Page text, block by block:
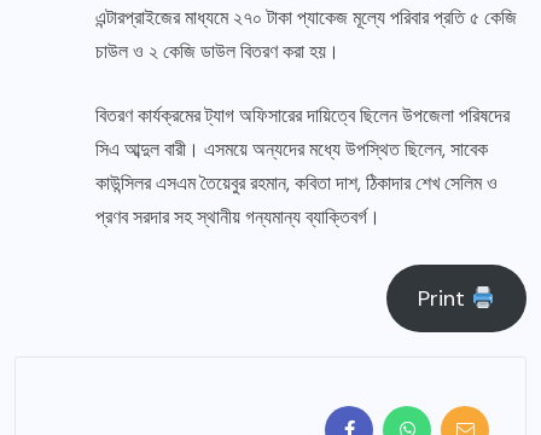
এন্টারপ্রাইজের মাধ্যমে ২৭০ টাকা প্যাকেজ মূল্যে পরিবার প্রতি ৫ কেজি
চাউল ও ২ কেজি ডাউল বিতরণ করা হয়।
বিতরণ কার্যক্রমের ট্যাগ অফিসারের দায়িত্বে ছিলেন উপজেলা পরিষদের
সিএ আব্দুল বারী। এসময়ে অন্যদের মধ্যে উপস্থিত ছিলেন, সাবেক
কাউন্সিলর এসএম তৈয়েবুর রহমান, কবিতা দাশ, ঠিকাদার শেখ সেলিম ও
প্রণব সরদার সহ স্থানীয় গন্যমান্য ব্যাক্তিবর্গ।
Print